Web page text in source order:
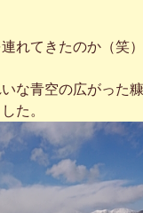
れてきたのか（笑）
な青空の広がった
た。